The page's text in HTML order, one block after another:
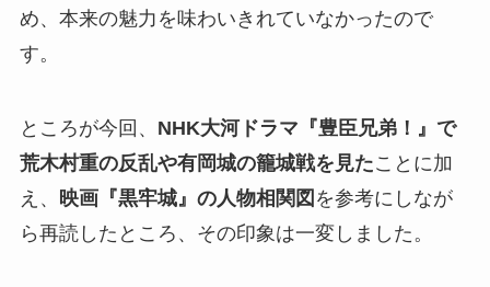
め、本来の魅力を味わいきれていなかったので
す。
ところが今回、 NHK大河ドラマ『豊臣兄弟！』で
荒木村重の反乱や有岡城の籠城戦を見たことに加
え、
映画『黒牢城』の人物相関図 を参考にしなが
ら再読したところ、その印象は一変しました。